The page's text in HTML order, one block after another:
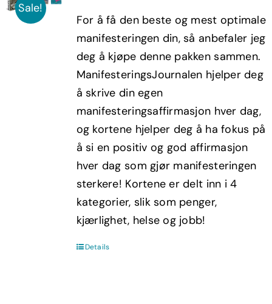
Sale!
var:
kr798,00.
er:
kr478,80.
For å få den beste og mest optimale
manifesteringen din, så anbefaler jeg
deg å kjøpe denne pakken sammen.
ManifesteringsJournalen hjelper deg
å skrive din egen
manifesteringsaffirmasjon hver dag,
og kortene hjelper deg å ha fokus på
å si en positiv og god affirmasjon
hver dag som gjør manifesteringen
sterkere! Kortene er delt inn i 4
kategorier, slik som penger,
kjærlighet, helse og jobb!
Details